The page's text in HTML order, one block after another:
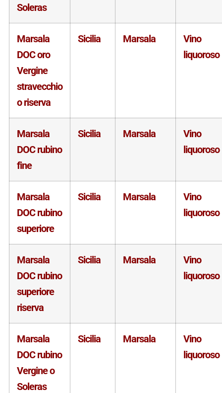
Soleras
Marsala
DOC oro
Vergine
stravecchio
o riserva
Sicilia Marsala
Vino
liquoroso
Marsala
DOC rubino
fine
Sicilia Marsala
Vino
liquoroso
Marsala
DOC rubino
superiore
Sicilia Marsala
Vino
liquoroso
Marsala
DOC rubino
superiore
riserva
Sicilia Marsala
Vino
liquoroso
Marsala
DOC rubino
Vergine o
Soleras
Sicilia Marsala
Vino
liquoroso